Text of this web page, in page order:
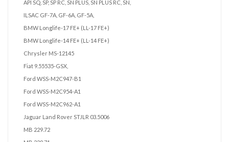
API SQ, SP, SP RC, SN PLUS, SN PLUS RC, SN,
ILSAC GF-7A, GF-6A, GF-5A,
BMW Longlife-17 FE+ (LL-17 FE+)
BMW Longlife-14 FE+ (LL-14 FE+)
Chrysler MS-12145
Fiat 9.55535-GSX,
Ford WSS-M2C947-B1
Ford WSS-M2C954-A1
Ford WSS-M2C962-A1
Jaguar Land Rover STJLR 03.5006
MB 229.72